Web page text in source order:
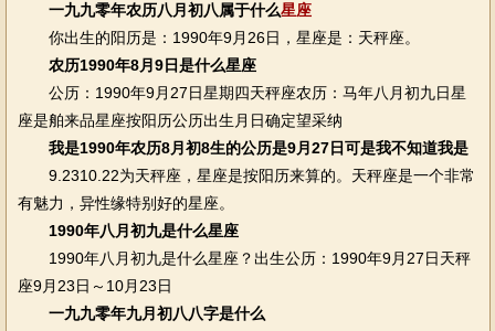
一九九零年农历八月初八属于什么星座
你出生的阳历是：1990年9月26日，星座是：天秤座。
农历1990年8月9日是什么星座
公历：1990年9月27日星期四天秤座农历：马年八月初九日星
座是舶来品星座按阳历公历出生月日确定望采纳
我是1990年农历8月初8生的公历是9月27日可是我不知道我是
9.2310.22为天秤座，星座是按阳历来算的。天秤座是一个非常
有魅力，异性缘特别好的星座。
1990年八月初九是什么星座
1990年八月初九是什么星座？出生公历：1990年9月27日天秤
座9月23日～10月23日
一九九零年九月初八八字是什么